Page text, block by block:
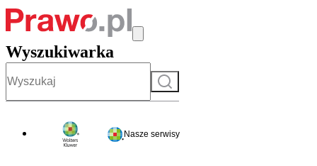
Wyszukiwarka
Szukaj
Nasze serwisy